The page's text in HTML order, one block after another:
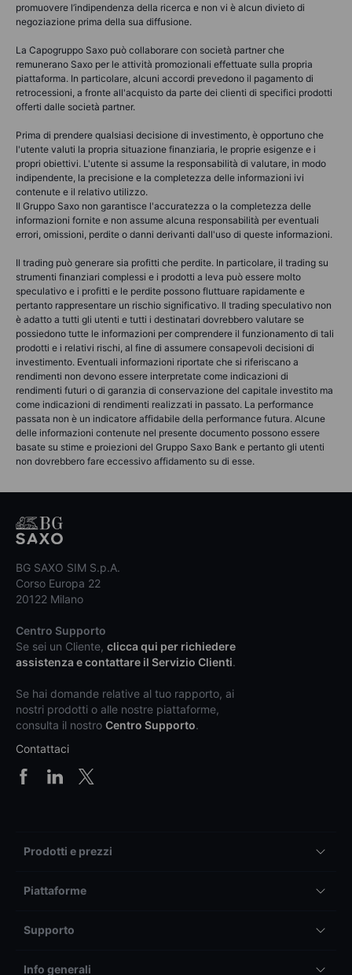
promuovere l’indipendenza della ricerca e non vi è alcun divieto di
negoziazione prima della sua diffusione.
La Capogruppo Saxo può collaborare con società partner che
remunerano Saxo per le attività promozionali effettuate sulla propria
piattaforma. In particolare, alcuni accordi prevedono il pagamento di
retrocessioni, a fronte all'acquisto da parte dei clienti di specifici prodotti
offerti dalle società partner.
Prima di prendere qualsiasi decisione di investimento, è opportuno che
l'utente valuti la propria situazione finanziaria, le proprie esigenze e i
propri obiettivi. L'utente si assume la responsabilità di valutare, in modo
indipendente, la precisione e la completezza delle informazioni ivi
contenute e il relativo utilizzo.
Il Gruppo Saxo non garantisce l'accuratezza o la completezza delle
informazioni fornite e non assume alcuna responsabilità per eventuali
errori, omissioni, perdite o danni derivanti dall'uso di queste informazioni.
Il trading può generare sia profitti che perdite. In particolare, il trading su
strumenti finanziari complessi e i prodotti a leva può essere molto
speculativo e i profitti e le perdite possono fluttuare rapidamente e
pertanto rappresentare un rischio significativo. Il trading speculativo non
è adatto a tutti gli utenti e tutti i destinatari dovrebbero valutare se
possiedono tutte le informazioni per comprendere il funzionamento di tali
prodotti e i relativi rischi, al fine di assumere consapevoli decisioni di
investimento. Eventuali informazioni riportate che si riferiscano a
rendimenti non devono essere interpretate come indicazioni di
rendimenti futuri o di garanzia di conservazione del capitale investito ma
come indicazioni di rendimenti realizzati in passato. La performance
passata non è un indicatore affidabile della performance futura. Alcune
delle informazioni contenute nel presente documento possono essere
basate su stime e proiezioni del Gruppo Saxo Bank e pertanto gli utenti
non dovrebbero fare eccessivo affidamento su di esse.
BG SAXO SIM S.p.A.
Corso Europa 22
20122 Milano
Centro Supporto
Se sei un Cliente, clicca qui per richiedere
assistenza e contattare il Servizio Clienti.
Se hai domande relative al tuo rapporto, ai
nostri prodotti o alle nostre piattaforme,
consulta il nostro Centro Supporto.
Contattaci
Prodotti e prezzi
Piattaforme
Supporto
Info generali